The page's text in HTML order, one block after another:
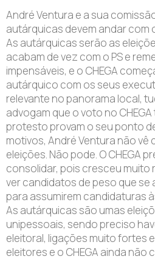
André Ventura e a sua
autárquicas devem andar com
As autárquicas serão as
acabam de vez com o PS e
impensáveis, e o CHEGA
autárquico com os seus
relevante no panorama local,
advogam que o voto no
protesto provam o seu ponto
motivos, André Ventura não
eleições. Não pode. O CHEGA
consolidar, pois cresceu muito
ver candidatos de peso que se
para assumirem candidaturas
As autárquicas são umas
unipessoais, sendo preciso
eleitoral, ligações muito fortes
eleitores e o CHEGA ainda não